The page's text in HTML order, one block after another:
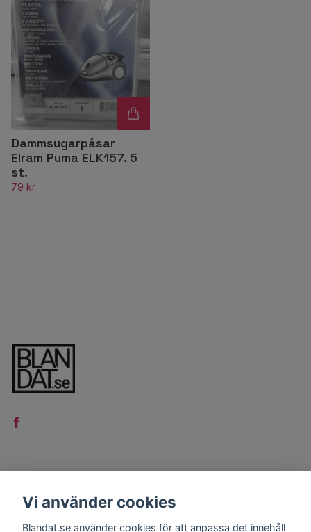
Dammsugarpåsar
Elram Puma ELK157. 5
st.
79 kr
Kontakt
Vi använder cookies
Blandat.se använder cookies för att anpassa det innehåll